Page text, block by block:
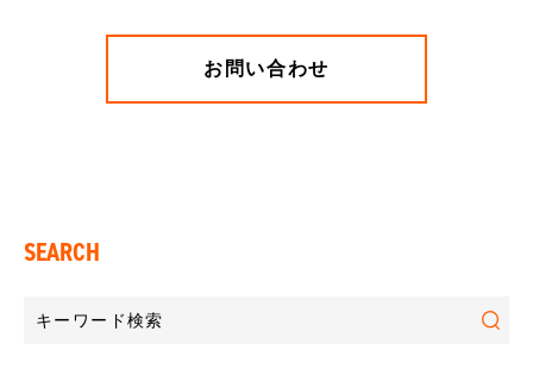
お問い合わせ
SEARCH